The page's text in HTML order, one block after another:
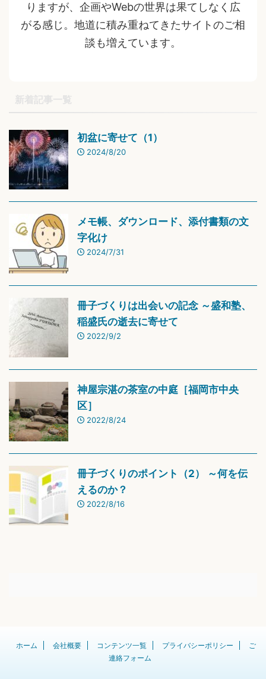
りますが、企画やWebの世界は果てしなく広
がる感じ。地道に積み重ねてきたサイトのご相
談も増えています。
新着記事一覧
初盆に寄せて（1）
2024/8/20
メモ帳、ダウンロード、添付書類の文
字化け
2024/7/31
冊子づくりは出会いの記念 ～盛和塾、
稲盛氏の逝去に寄せて
2022/9/2
神屋宗湛の茶室の中庭［福岡市中央
区］
2022/8/24
冊子づくりのポイント（2） ～何を伝
えるのか？
2022/8/16
ホーム 会社概要 コンテンツ一覧 プライバシーポリシー
ご
連絡フォーム